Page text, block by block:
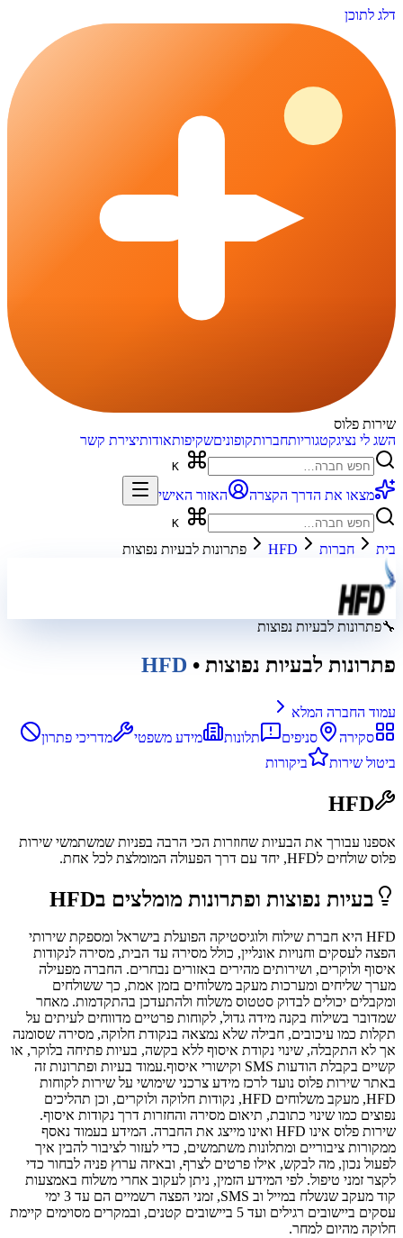
דלג לתוכן
שירות פלוס
השג לי נציגקטגוריותחברותקופוניםשקיפותאודותיצירת קשר
מצאו את הדרך הקצרה האזור האישי
בית חברות HFD פתרונות לבעיות נפוצות
🔧פתרונות לבעיות נפוצות
פתרונות לבעיות נפוצות •
HFD
עמוד החברה המלא
סקירה
סניפים תלונות מידע משפטי
מדריכי פתרון
ביטול שירות
ביקורות
HFD
אספנו עבורך את הבעיות שחוזרות הכי הרבה בפניות שמשתמשי שירות
פלוס שולחים לHFD, יחד עם דרך הפעולה המומלצת לכל אחת.
בעיות נפוצות ופתרונות מומלצים בHFD
HFD היא חברת שילוח ולוגיסטיקה הפועלת בישראל ומספקת שירותי
הפצה לעסקים וחנויות אונליין, כולל מסירה עד הבית, מסירה לנקודות
איסוף ולוקרים, ושירותים מהירים באזורים נבחרים. החברה מפעילה
מערך שליחים ומערכות מעקב משלוחים בזמן אמת, כך ששולחים
ומקבלים יכולים לבדוק סטטוס משלוח ולהתעדכן בהתקדמות. מאחר
שמדובר בשילוח בקנה מידה גדול, לקוחות פרטיים מדווחים לעיתים על
תקלות כמו עיכובים, חבילה שלא נמצאה בנקודת חלוקה, מסירה שסומנה
אך לא התקבלה, שינוי נקודת איסוף ללא בקשה, בעיות פתיחה בלוקר, או
קשיים בקבלת הודעות SMS וקישורי איסוף.עמוד בעיות ופתרונות זה
באתר שירות פלוס נועד לרכז מידע צרכני שימושי על שירות לקוחות
HFD, מעקב משלוחים HFD, נקודות חלוקה ולוקרים, וכן תהליכים
נפוצים כמו שינוי כתובת, תיאום מסירה והחזרות דרך נקודות איסוף.
שירות פלוס אינו HFD ואינו מייצג את החברה. המידע בעמוד נאסף
ממקורות ציבוריים ומתלונות משתמשים, כדי לעזור לציבור להבין איך
לפעול נכון, מה לבקש, אילו פרטים לצרף, ובאיזה ערוץ פניה לבחור כדי
לקצר זמני טיפול. לפי המידע הזמין, ניתן לעקוב אחרי משלוח באמצעות
קוד מעקב שנשלח במייל וב SMS, זמני הפצה רשמיים הם עד 3 ימי
עסקים ביישובים רגילים ועד 5 ביישובים קטנים, ובמקרים מסוימים קיימת
חלוקה מהיום למחר.